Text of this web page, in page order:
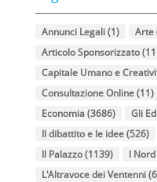
Annunci Legali(1) Arte
Articolo Sponsorizzato
Capitale Umano e
Consultazione Online(11)
Economia(3686) Gli
Il dibattito e le idee(526)
Il Palazzo(1139) I
L'Altravoce dei Ventenni